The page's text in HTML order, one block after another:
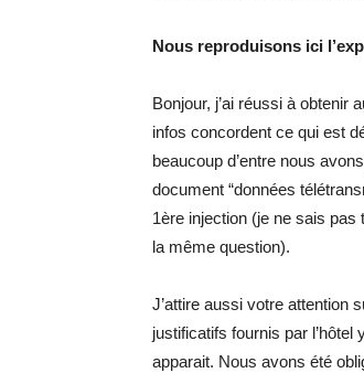
Nous reproduisons ici
Bonjour, j’ai réussi à obtenir
infos concordent ce qui est
beaucoup d’entre nous
document “données
1ère injection (je ne sais pas
la même question).
J’attire aussi votre attention
justificatifs fournis par
apparait. Nous avons été